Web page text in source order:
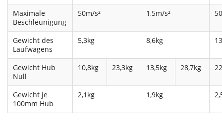
Maximale
Beschleunigung
50m/s² 1,5m/s²
Gewicht des
Laufwagens
5,3kg 8,6kg
Gewicht Hub
Null
10,8kg 23,3kg 13,5kg 28,7kg
Gewicht je
100mm Hub
2,1kg 1,9kg